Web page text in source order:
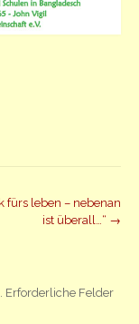
fürs leben – nebenan
ist überall…“ →
Erforderliche Felder